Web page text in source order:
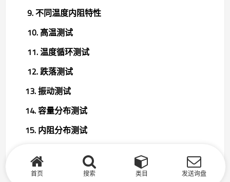
9. 不同温度内阻特性
10. 高温测试
11. 温度循环测试
12. 跌落测试
13. 振动测试
14. 容量分布测试
15. 内阻分布测试
首页 搜索 类目 发送询盘